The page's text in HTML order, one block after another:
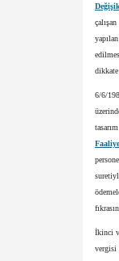
dikkate
6/6/
İkinci
vergisi